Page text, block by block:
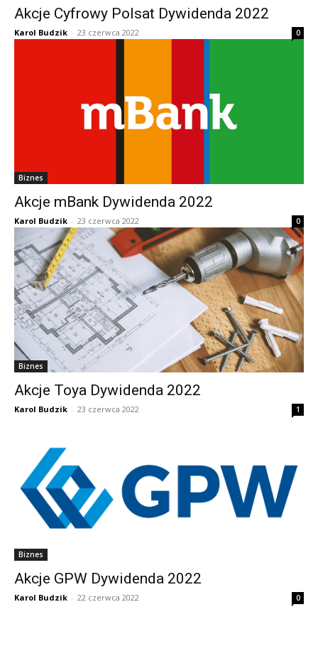
Akcje Cyfrowy Polsat Dywidenda 2022
Karol Budzik - 23 czerwca 2022 0
Biznes
Akcje mBank Dywidenda 2022
Karol Budzik - 23 czerwca 2022 0
Biznes
Akcje Toya Dywidenda 2022
Karol Budzik - 23 czerwca 2022 1
Biznes
Akcje GPW Dywidenda 2022
Karol Budzik - 22 czerwca 2022 0